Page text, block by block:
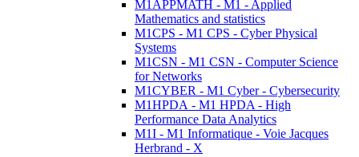
M1APPMATH - M1 - Applied
Mathematics and statistics
M1CPS - M1 CPS - Cyber Physical
Systems
M1CSN - M1 CSN - Computer Science
for Networks
M1CYBER - M1 Cyber - Cybersecurity
M1HPDA - M1 HPDA - High
Performance Data Analytics
M1I - M1 Informatique - Voie Jacques
Herbrand - X